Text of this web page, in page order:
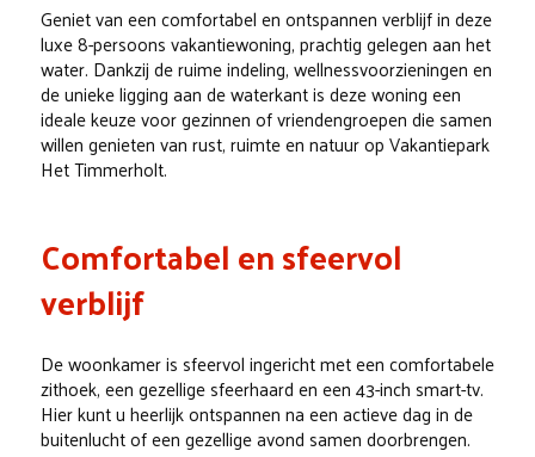
Geniet van een comfortabel en ontspannen verblijf in deze
luxe 8-persoons vakantiewoning, prachtig gelegen aan het
water. Dankzij de ruime indeling, wellnessvoorzieningen en
de unieke ligging aan de waterkant is deze woning een
ideale keuze voor gezinnen of vriendengroepen die samen
willen genieten van rust, ruimte en natuur op Vakantiepark
Het Timmerholt.
Comfortabel en sfeervol
verblijf
De woonkamer is sfeervol ingericht met een comfortabele
zithoek, een gezellige sfeerhaard en een 43-inch smart-tv.
Hier kunt u heerlijk ontspannen na een actieve dag in de
buitenlucht of een gezellige avond samen doorbrengen.